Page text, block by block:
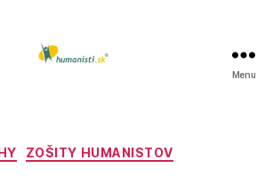
Menu
Kategórie
ZOŠITY HUMANISTOV